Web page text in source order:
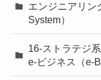
エンジニアリン
System）
16-ストラテジ
e-ビジネス（e-